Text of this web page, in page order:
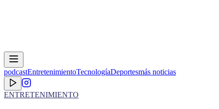
podcastEntretenimientoTecnologíaDeportesmás noticias
ENTRETENIMIENTO